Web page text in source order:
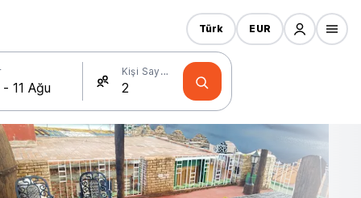
Kişi Sayısı
Türk EUR